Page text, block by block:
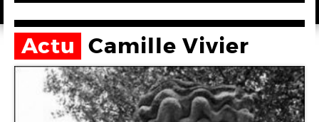
Actu Camille Vivier